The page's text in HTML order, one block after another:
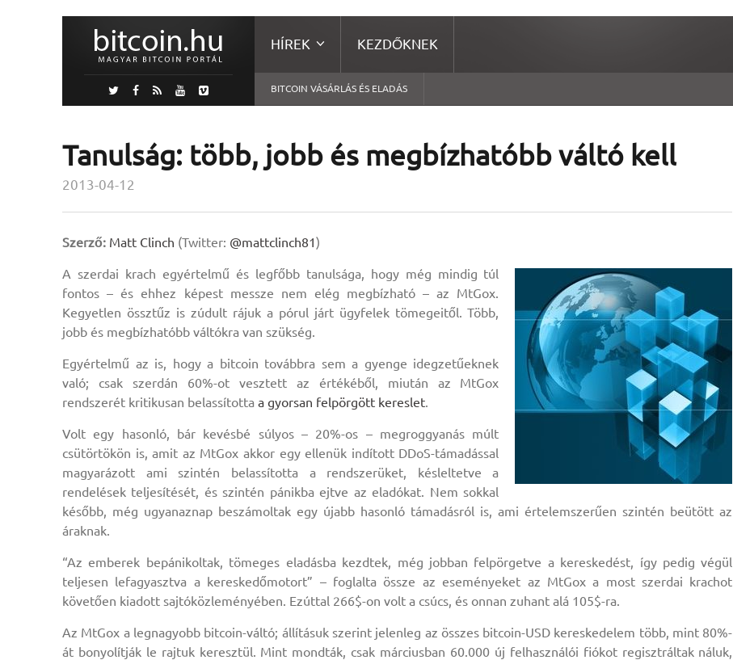
HÍREK KEZDŐKNEK
BITCOIN VÁSÁRLÁS ÉS ELADÁS
Tanulság: több, jobb és megbízhatóbb váltó kell
2013-04-12
Szerző: Matt Clinch (Twitter: @mattclinch81)
A szerdai krach egyértelmű és legfőbb tanulsága, hogy még mindig túl
fontos – és ehhez képest messze nem elég megbízható – az MtGox.
Kegyetlen össztűz is zúdult rájuk a pórul járt ügyfelek tömegeitől. Több,
jobb és megbízhatóbb váltókra van szükség.
Egyértelmű az is, hogy a bitcoin továbbra sem a gyenge idegzetűeknek
való; csak szerdán 60%-ot vesztett az értékéből, miután az MtGox
rendszerét kritikusan belassította a gyorsan felpörgött kereslet.
Volt egy hasonló, bár kevésbé súlyos – 20%-os – megroggyanás múlt
csütörtökön is, amit az MtGox akkor egy ellenük indított DDoS-támadással
magyarázott ami szintén belassította a rendszerüket, késleltetve a
rendelések teljesítését, és szintén pánikba ejtve az eladókat. Nem sokkal
később, még ugyanaznap beszámoltak egy újabb hasonló támadásról is, ami értelemszerűen szintén beütött az
áraknak.
“Az emberek bepánikoltak, tömeges eladásba kezdtek, még jobban felpörgetve a kereskedést, így pedig végül
teljesen lefagyasztva a kereskedőmotort” – foglalta össze az eseményeket az MtGox a most szerdai krachot
követően kiadott sajtóközleményében. Ezúttal 266$-on volt a csúcs, és onnan zuhant alá 105$-ra.
Az MtGox a legnagyobb bitcoin-váltó; állításuk szerint jelenleg az összes bitcoin-USD kereskedelem több, mint 80%-
át bonyolítják le rajtuk keresztül. Mint mondták, csak márciusban 60.000 új felhasználói fiókot regisztráltak náluk,